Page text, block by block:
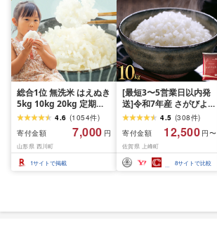
総合1位 無洗米 はえぬき
5kg 10kg 20kg 定期便
も選べる レビュー高評
価 山形県産 令和7年産
選べる内容量 発送時期
定期便 3ヶ月 6ヶ月 3回
6回 3か月 6か月 ランキ
4.6 (1054件)
寄付金額
7,000 円
山形県 西川町
1サイトで掲載
[最短3〜5営業日以内発
送]令和7年産 さがびより
佐賀県産(精米)10kg
4.5 (308件)
寄付金額
12,500 円〜
佐賀県 上峰町
8サイトで比較